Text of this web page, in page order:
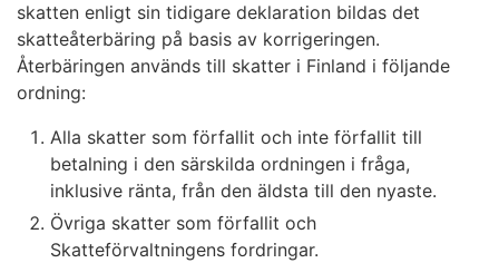
skatten enligt sin tidigare deklaration bildas det
skatteåterbäring på basis av korrigeringen.
Återbäringen används till skatter i Finland i följande
ordning:
Alla skatter som förfallit och inte förfallit till
betalning i den särskilda ordningen i fråga,
inklusive ränta, från den äldsta till den nyaste.
Övriga skatter som förfallit och
Skatteförvaltningens fordringar.